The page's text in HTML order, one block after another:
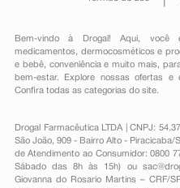
Bem-vindo à Drogal! Aqui, você
medicamentos , dermocosméticos e
e bebê, conveniênciae muito mais,
bem-estar. Explore nossas ofertas
Confira todas as categorias do site.
Drogal Farmacêutica LTDA | CNPJ:
São João, 909 - Bairro Alto - Piracicaba/
de Atendimento ao Consumidor: 0800
Sábado das 8h às 15h) ou
Giovanna do Rosario Martins – CRF/